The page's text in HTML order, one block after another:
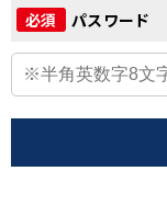
必須 パスワード